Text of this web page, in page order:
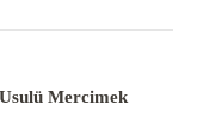
Mercimek